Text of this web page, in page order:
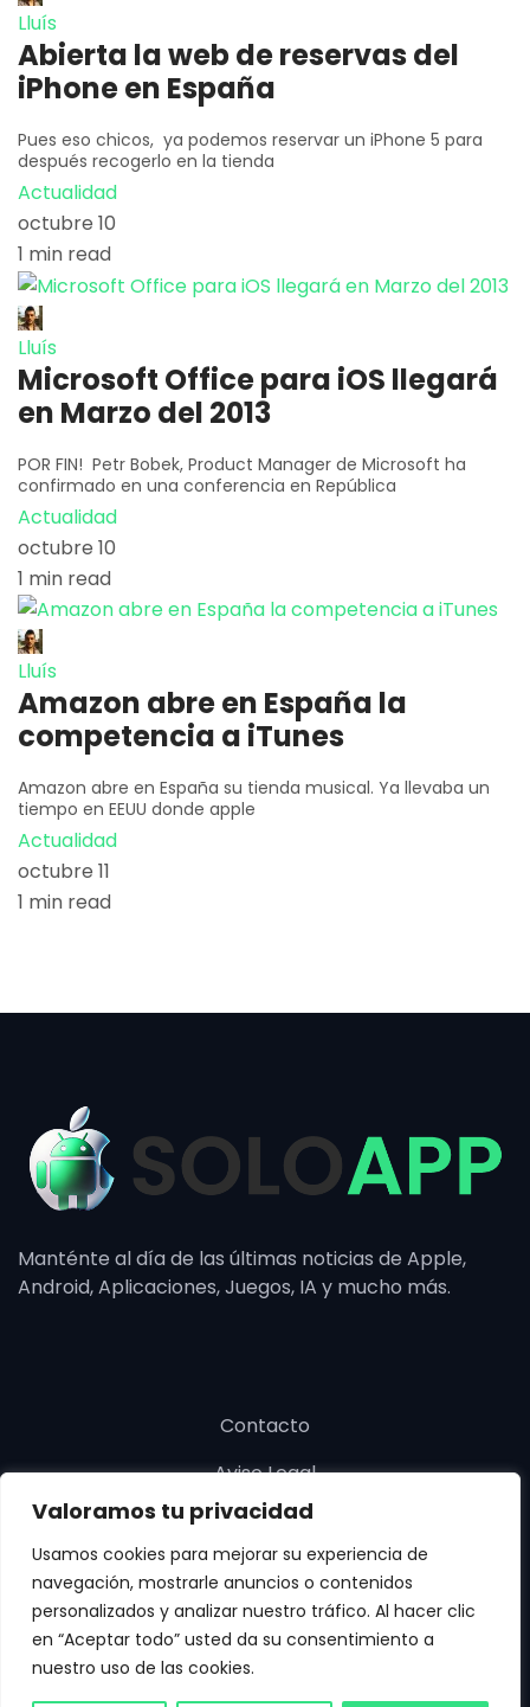
Valoramos tu privacidad
Usamos cookies para mejorar su experiencia de
navegación, mostrarle anuncios o contenidos
personalizados y analizar nuestro tráfico. Al hacer clic
en “Aceptar todo” usted da su consentimiento a
nuestro uso de las cookies.
Lluís
Abierta la web de reservas del
iPhone en España
Pues eso chicos, ya podemos reservar un iPhone 5 para
después recogerlo en la tienda
Actualidad
octubre 10
1 min read
Lluís
Microsoft Office para iOS llegará
en Marzo del 2013
POR FIN! Petr Bobek, Product Manager de Microsoft ha
confirmado en una conferencia en República
Actualidad
octubre 10
1 min read
Lluís
Amazon abre en España la
competencia a iTunes
Amazon abre en España su tienda musical. Ya llevaba un
tiempo en EEUU donde apple
Actualidad
octubre 11
1 min read
Manténte al día de las últimas noticias de Apple,
Android, Aplicaciones, Juegos, IA y mucho más.
Contacto
Aviso Legal
Política de cookies
Política de privacidad